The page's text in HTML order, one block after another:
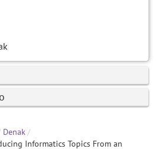
Denak/
Informatics Topics From an